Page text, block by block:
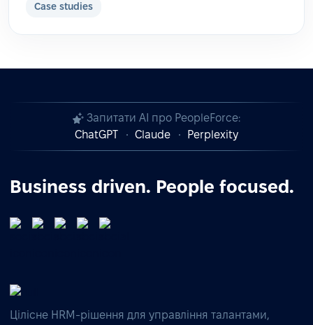
Case studies
Запитати AI про PeopleForce:
ChatGPT
Claude Perplexity
Business driven. People focused.
Цілісне HRM-рішення для управління талантами,